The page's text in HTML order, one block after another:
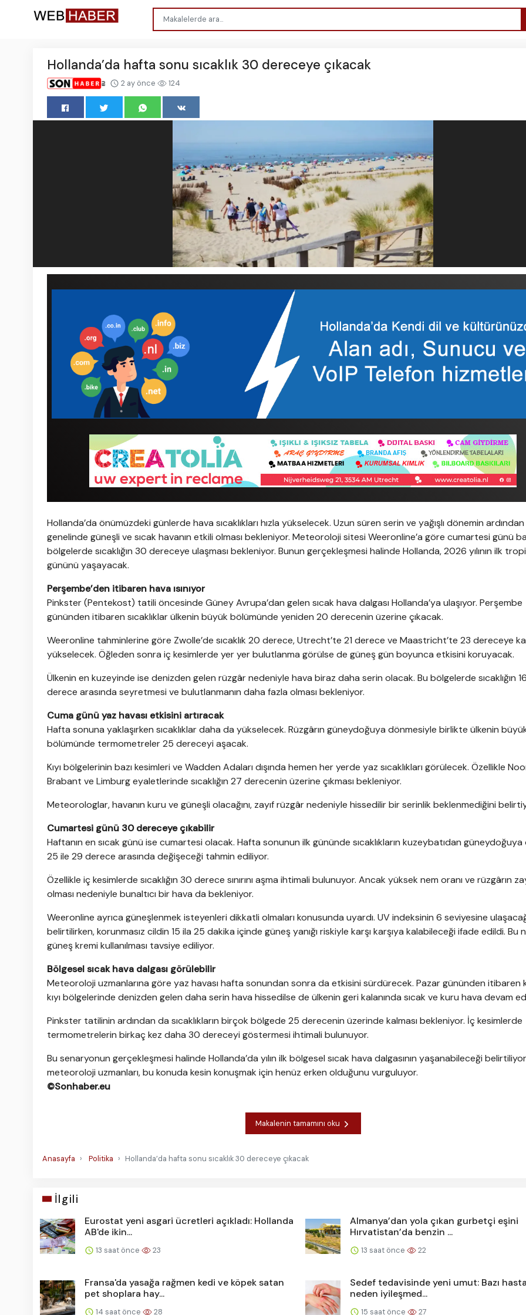
Hollanda’da hafta sonu sıcaklık 30 dereceye çıkacak
2 ay önce 124
Hollanda’da önümüzdeki günlerde hava sıcaklıkları hızla yükselecek. Uzun süren serin ve yağışlı dönemin
genelinde güneşli ve sıcak havanın etkili olması bekleniyor. Meteoroloji sitesi Weeronline’a göre cumartesi günü
bölgelerde sıcaklığın 30 dereceye ulaşması bekleniyor. Bunun gerçekleşmesi halinde Hollanda, 2026 yılının ilk
gününü yaşayacak.
Perşembe’den itibaren hava ısınıyor
Pinkster (Pentekost) tatili öncesinde Güney Avrupa’dan gelen sıcak hava dalgası Hollanda’ya ulaşıyor. Perşembe
gününden itibaren sıcaklıklar ülkenin büyük bölümünde yeniden 20 derecenin üzerine çıkacak.
Weeronline tahminlerine göre Zwolle’de sıcaklık 20 derece, Utrecht’te 21 derece ve Maastricht’te 23 dereceye
yükselecek. Öğleden sonra iç kesimlerde yer yer bulutlanma görülse de güneş gün boyunca etkisini koruyacak.
Ülkenin en kuzeyinde ise denizden gelen rüzgâr nedeniyle hava biraz daha serin olacak. Bu bölgelerde sıcaklığın
derece arasında seyretmesi ve bulutlanmanın daha fazla olması bekleniyor.
Cuma günü yaz havası etkisini artıracak
Hafta sonuna yaklaşırken sıcaklıklar daha da yükselecek. Rüzgârın güneydoğuya dönmesiyle birlikte ülkenin
bölümünde termometreler 25 dereceyi aşacak.
Kıyı bölgelerinin bazı kesimleri ve Wadden Adaları dışında hemen her yerde yaz sıcaklıkları görülecek. Özellikle
Brabant ve Limburg eyaletlerinde sıcaklığın 27 derecenin üzerine çıkması bekleniyor.
Meteorologlar, havanın kuru ve güneşli olacağını, zayıf rüzgâr nedeniyle hissedilir bir serinlik beklenmediğini
Cumartesi günü 30 dereceye çıkabilir
Haftanın en sıcak günü ise cumartesi olacak. Hafta sonunun ilk gününde sıcaklıkların kuzeybatıdan
25 ile 29 derece arasında değişeceği tahmin ediliyor.
Özellikle iç kesimlerde sıcaklığın 30 derece sınırını aşma ihtimali bulunuyor. Ancak yüksek nem oranı ve rüzgârın
olması nedeniyle bunaltıcı bir hava da bekleniyor.
Weeronline ayrıca güneşlenmek isteyenleri dikkatli olmaları konusunda uyardı. UV indeksinin 6 seviyesine
belirtilirken, korunmasız cildin 15 ila 25 dakika içinde güneş yanığı riskiyle karşı karşıya kalabileceği ifade edildi. Bu
güneş kremi kullanılması tavsiye ediliyor.
Bölgesel sıcak hava dalgası görülebilir
Meteoroloji uzmanlarına göre yaz havası hafta sonundan sonra da etkisini sürdürecek. Pazar gününden itibaren
kıyı bölgelerinde denizden gelen daha serin hava hissedilse de ülkenin geri kalanında sıcak ve kuru hava devam
Pinkster tatilinin ardından da sıcaklıkların birçok bölgede 25 derecenin üzerinde kalması bekleniyor. İç kesimlerde
termometrelerin birkaç kez daha 30 dereceyi göstermesi ihtimali bulunuyor.
Bu senaryonun gerçekleşmesi halinde Hollanda’da yılın ilk bölgesel sıcak hava dalgasının yaşanabileceği
meteoroloji uzmanları, bu konuda kesin konuşmak için henüz erken olduğunu vurguluyor.
©Sonhaber.eu
Makalenin tamamını oku
Anasayfa Politika Hollanda’da hafta sonu sıcaklık 30 dereceye çıkacak
İlgili
Eurostat yeni asgari ücretleri açıkladı: Hollanda
AB'de ikin...
13 saat önce 23
Almanya’dan yola çıkan gurbetçi eşini
Hırvatistan’da benzin ...
13 saat önce 22
Fransa'da yasağa rağmen kedi ve köpek satan
pet shoplara hay...
14 saat önce 28
Sedef tedavisinde yeni umut: Bazı
neden iyileşmed...
15 saat önce 27